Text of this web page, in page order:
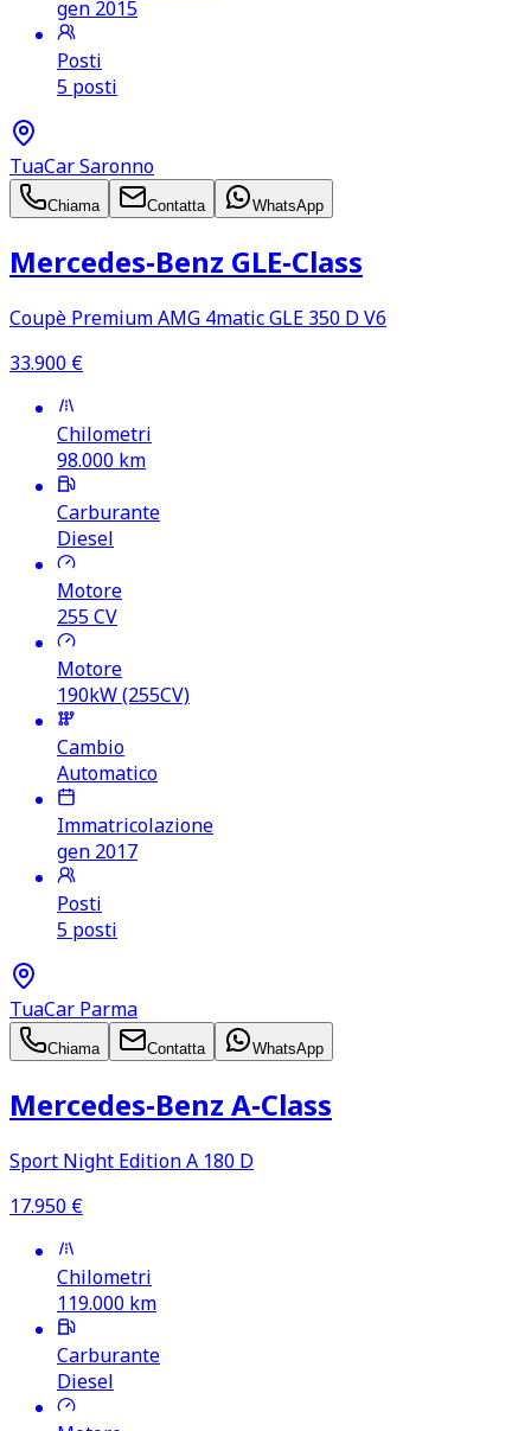
gen 2015
Posti
5 posti
TuaCar Saronno
Chiama Contatta WhatsApp
Mercedes‑Benz GLE‑Class
Coupè Premium AMG 4matic GLE 350 D V6
33.900 €
Chilometri
98.000 km
Carburante
Diesel
Motore
255CV
Motore
190kW (255CV)
Cambio
Automatico
Immatricolazione
gen 2017
Posti
5 posti
TuaCar Parma
Chiama Contatta WhatsApp
Mercedes‑Benz A‑Class
Sport Night Edition A 180 D
17.950 €
Chilometri
119.000 km
Carburante
Diesel